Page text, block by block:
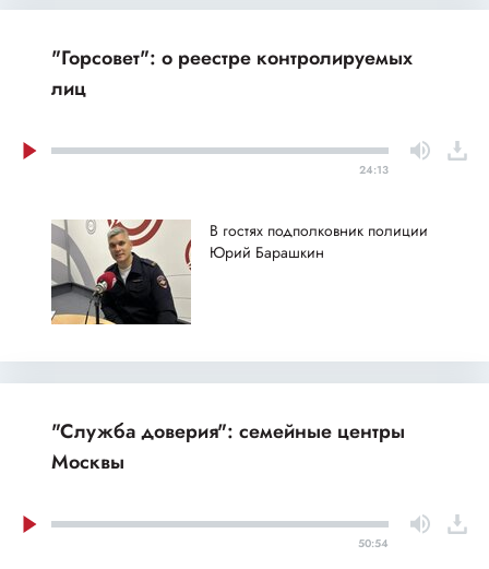
"Горсовет": о реестре контролируемых
лиц
24:13
В гостях подполковник полиции
Юрий Барашкин
"Служба доверия": семейные центры
Москвы
50:54